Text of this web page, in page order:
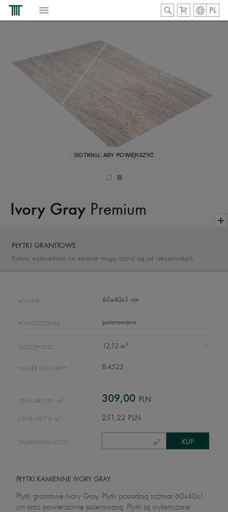
PL
Ivory Gray Premium
DOTKNIJ, ABY POWIĘKSZYĆ
PŁYTKI GRANITOWE
Kolory wyświetlane na ekranie mogą róznić się od rzeczywistych
WYMIAR: 60x40x1 cm
POWIERZCHNIA: polerowana
DOSTĘPNOŚĆ: 12,12 m2
NUMER DOSTAWY: B.4522
CENA BRUTTO M2: 309,00 PLN
CENA NETTO M2: 251,22 PLN
ZAMAWIANA ILOŚĆ: m2
PŁYTKI KAMIENNE IVORY GRAY
Płytki granitowe Ivory Gray. Płytki posiadają rozmiar 60x40x1
cm oraz powierzchnię polerowaną. Płytki są wykończone